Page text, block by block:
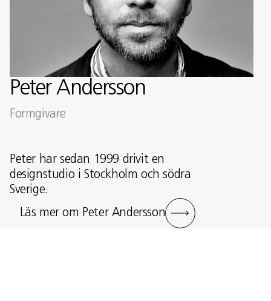
Peter Andersson
Formgivare
Peter har sedan 1999 drivit en
designstudio i Stockholm och södra
Sverige.
Läs mer om Peter Andersson